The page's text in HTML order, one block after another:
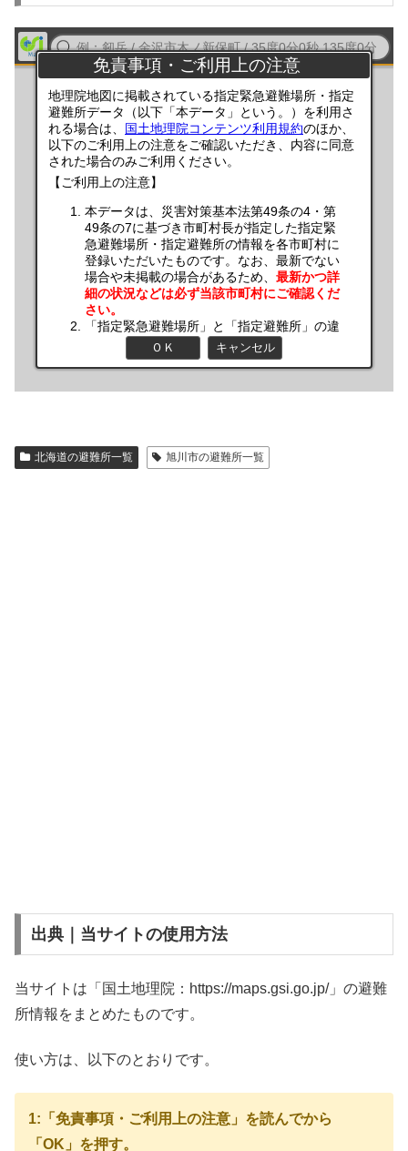
北海道の避難所一覧 旭川市の避難所一覧
出典｜当サイトの使用方法
当サイトは「国土地理院：https://maps.gsi.go.jp/」の避難
所情報をまとめたものです。
使い方は、以下のとおりです。
1:「免責事項・ご利用上の注意」を読んでから
「OK」を押す。